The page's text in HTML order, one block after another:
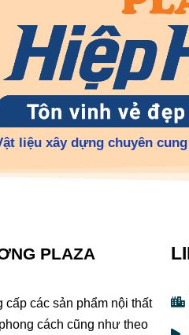
liệu xây dựng chuyên
PLAZA
cấp các sản phẩm nội thất
cách cũng như theo